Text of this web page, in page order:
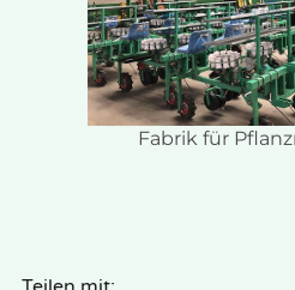
Fabrik für